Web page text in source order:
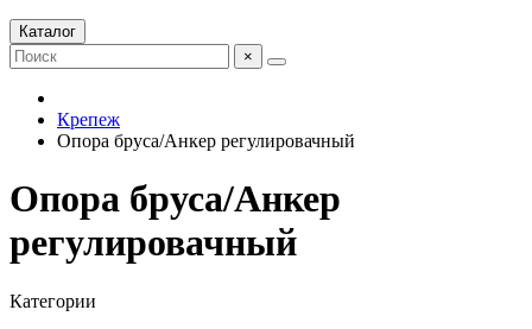
Каталог
×
Крепеж
Опора бруса/Анкер регулировачный
Опора бруса/Анкер
регулировачный
Категории